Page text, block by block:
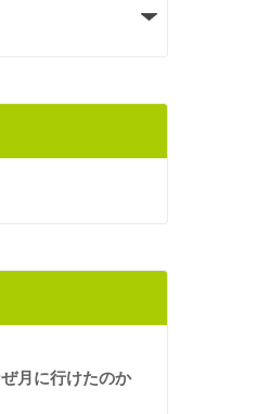
月に行けたのか